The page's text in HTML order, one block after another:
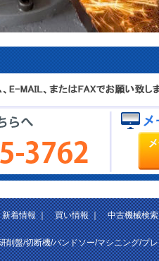
新着情報｜買い情報｜中古機械検索
削盤/切断機/バンドソー/マシニング/プ